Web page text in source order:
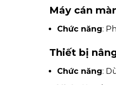
Máy cán
Chức năng:
Thiết bị
Chức năng: